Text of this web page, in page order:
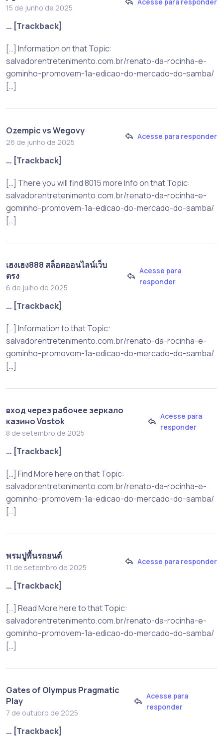
15 de junho de 2025
Acesse para responder
… [Trackback]
[…] Information on that Topic:
salvadorentretenimento.com.br/renato-da-rocinha-e-
gominho-promovem-1a-edicao-do-mercado-do-samba/
[…]
Ozempic vs Wegovy
26 de junho de 2025
Acesse para responder
… [Trackback]
[…] There you will find 8015 more Info on that Topic:
salvadorentretenimento.com.br/renato-da-rocinha-e-
gominho-promovem-1a-edicao-do-mercado-do-samba/
[…]
เฮงเฮง888 สล็อตออนไลน์เว็บ
ตรง
6 de julho de 2025
Acesse para
responder
… [Trackback]
[…] Information to that Topic:
salvadorentretenimento.com.br/renato-da-rocinha-e-
gominho-promovem-1a-edicao-do-mercado-do-samba/
[…]
вход через рабочее зеркало
казино Vostok
8 de setembro de 2025
Acesse para
responder
… [Trackback]
[…] Find More here on that Topic:
salvadorentretenimento.com.br/renato-da-rocinha-e-
gominho-promovem-1a-edicao-do-mercado-do-samba/
[…]
พรมปูพื้นรถยนต์
11 de setembro de 2025
Acesse para responder
… [Trackback]
[…] Read More here to that Topic:
salvadorentretenimento.com.br/renato-da-rocinha-e-
gominho-promovem-1a-edicao-do-mercado-do-samba/
[…]
Gates of Olympus Pragmatic
Play
7 de outubro de 2025
Acesse para
responder
… [Trackback]